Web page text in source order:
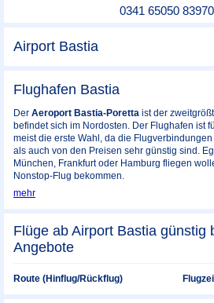
0341 65050 83970
Airport Bastia
Flughafen Bastia
Der Aeroport Bastia-Poretta ist der
befindet sich im Nordosten. Der Flughafen ist
meist die erste Wahl, da die
als auch von den Preisen sehr günstig sind.
München, Frankfurt oder Hamburg fliegen
Nonstop-Flug bekommen.
mehr
Flüge ab Airport Bastia günstig
Angebote
Route (Hinflug/Rückflug)